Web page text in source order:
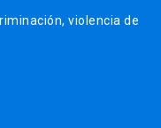
violencia de